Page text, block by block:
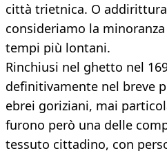
città trietnica. O
consideriamo la
tempi più lontani.
Rinchiusi nel ghetto nel
definitivamente nel breve
ebrei goriziani, mai
furono però una delle
tessuto cittadino, con